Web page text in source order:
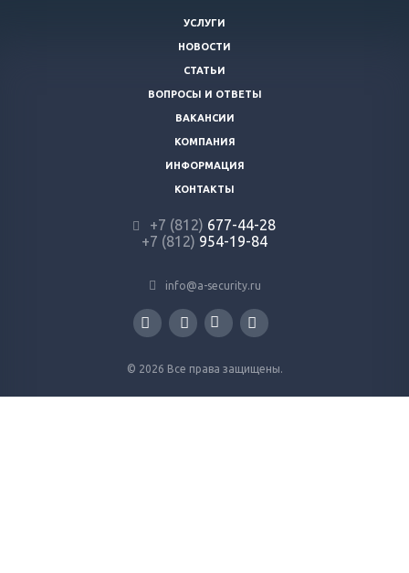
УСЛУГИ
НОВОСТИ
СТАТЬИ
ВОПРОСЫ И ОТВЕТЫ
ВАКАНСИИ
КОМПАНИЯ
ИНФОРМАЦИЯ
КОНТАКТЫ
+7 (812) 677-44-28
+7 (812) 954-19-84
info@a-security.ru
© 2026 Все права защищены.